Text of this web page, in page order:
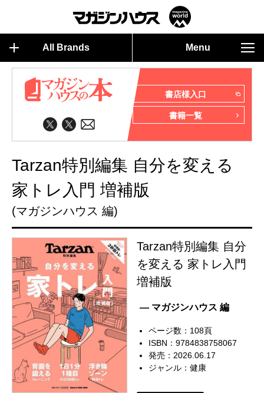
All Brands Menu
書店様入口
書籍一覧
Tarzan特別編集 自分を変える
家トレ入門 増補版
(マガジンハウス 編)
Tarzan特別編集 自分
を変える 家トレ入門
増補版
— マガジンハウス 編
ページ数：108頁
ISBN：9784838758067
発売：2026.06.17
ジャンル：健康